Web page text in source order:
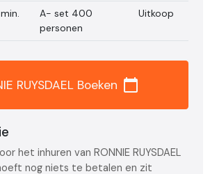
A- set 400
personen
Uitkoop
RUYSDAEL Boeken calendar_today
het inhuren van RONNIE RUYSDAEL
nog niets te betalen en zit